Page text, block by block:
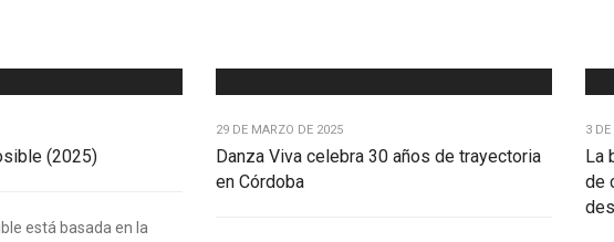
(2025)
está basada en la
29 DE MARZO DE 2025
Danza Viva celebra 30 años de trayectoria
en Córdoba
3 DE
La
de